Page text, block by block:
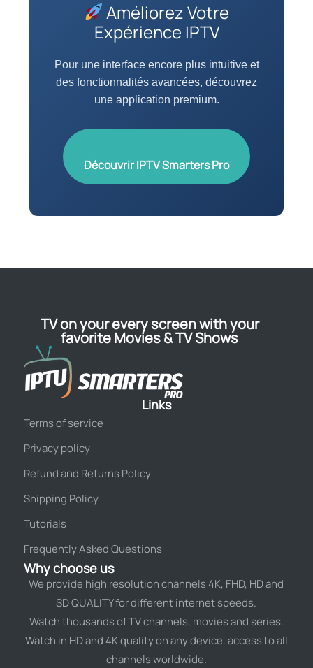
Améliorez Votre
Expérience IPTV
Pour une interface encore plus intuitive et
des fonctionnalités avancées, découvrez
une application premium.
Découvrir IPTV Smarters Pro
TV on your every screen with your
favorite Movies & TV Shows
Links
Terms of service
Privacy policy
Refund and Returns Policy
Shipping Policy
Tutorials
Frequently Asked Questions
Why choose us
We provide high resolution channels 4K, FHD, HD and
SD QUALITY for different internet speeds.
Watch thousands of TV channels, movies and series.
Watch in HD and 4K quality on any device. access to all
channels worldwide.